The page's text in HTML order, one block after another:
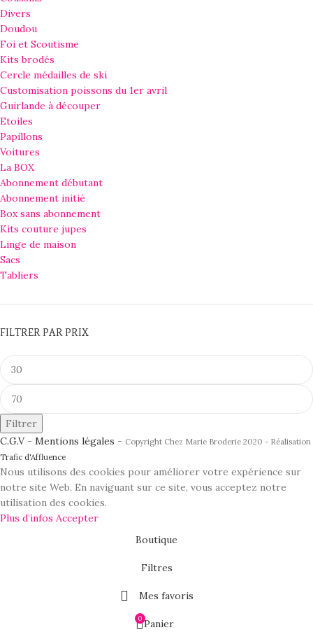
Divers
Doudou
Foi et Scoutisme
Kits brodés
Cercle médailles de ski
Customisation poissons du 1er avril
Guirlande à découper
Etoiles
Papillons
Voitures
La BOX
Abonnement débutant
Abonnement initié
Box sans abonnement
Kits couture jupes
Linge de maison
Sacs
Tabliers
FILTRER PAR PRIX
Filtrer
C.G.V- Mentions légales - Copyright Chez Marie Broderie 2020 - Réalisation
Trafic d'Affluence
Nous utilisons des cookies pour améliorer votre expérience sur
notre site Web. En naviguant sur ce site, vous acceptez notre
utilisation des cookies.
Plus d’infos Accepter
Boutique
Filtres
Mes favoris
0 Panier